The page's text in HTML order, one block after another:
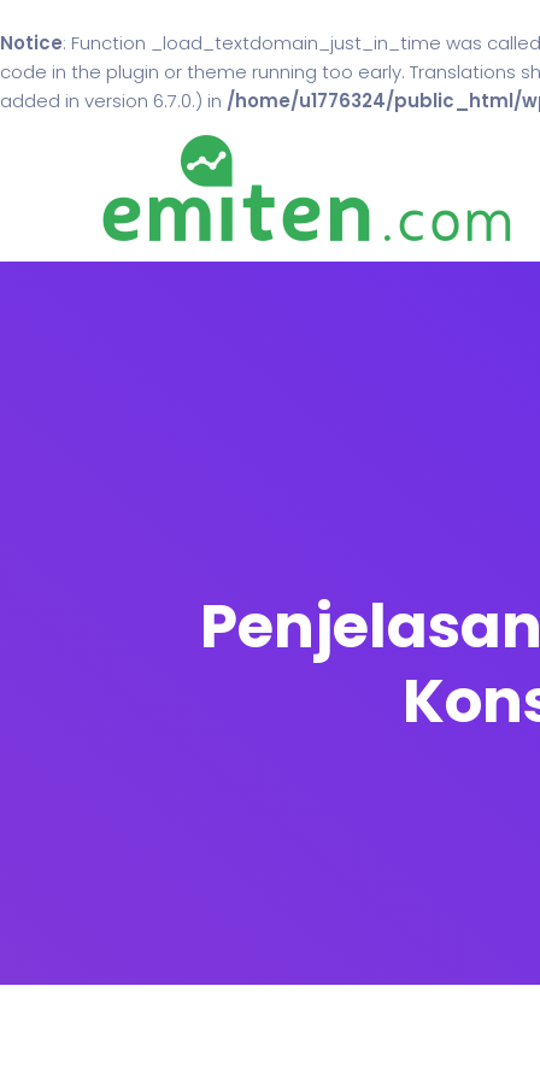
Notice: Function _load_textdomain_just_in_time was
code in the plugin or theme running too early. Translations
added in version 6.7.0.) in /home/u1776324/public_html/